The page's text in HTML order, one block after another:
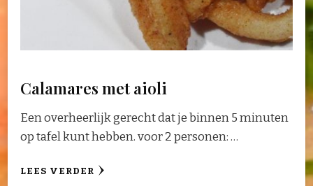
Calamares met aioli
Een overheerlijk gerecht dat je binnen 5 minuten
op tafel kunt hebben. voor 2 personen: …
LEES VERDER